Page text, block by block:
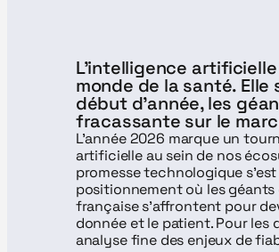
L’intelligence
monde de la santé. Elle
début d’année, les
fracassante sur le
L'année 2026 marque un
artificielle au sein de nos
promesse technologique
positionnement où les
française s'affrontent pour
donnée et le patient. Pour
analyse fine des enjeux de